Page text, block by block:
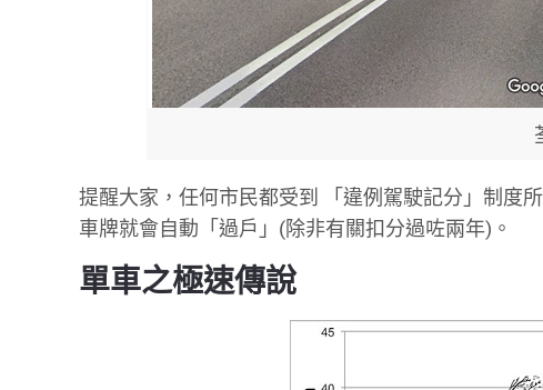
提醒大家，任何市民都受到 「違例駕駛記分」制度
車牌就會自動「過戶」(除非有關扣分過咗兩年)。
單車之極速傳說